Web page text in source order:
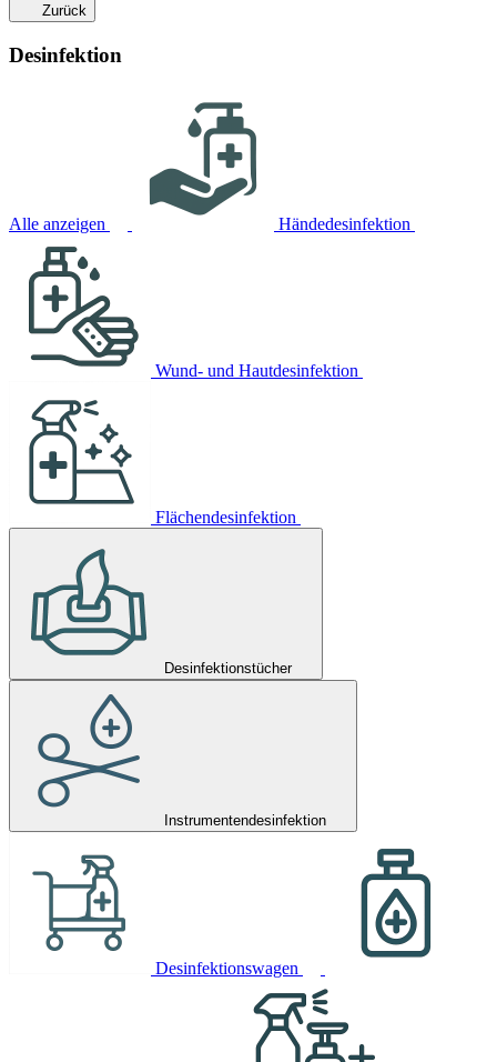
Zurück
Desinfektion
Alle anzeigen Händedesinfektion
Wund- und Hautdesinfektion
Flächendesinfektion
Desinfektionstücher
Instrumentendesinfektion
Desinfektionswagen